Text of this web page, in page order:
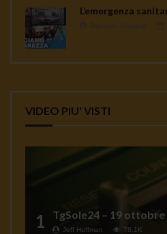
L’emergenza
VIDEO PIU' VISTI
1 Jeff Hoffman 78.1K